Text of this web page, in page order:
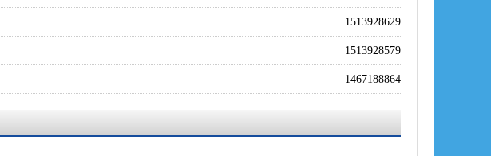
1513928629
1513928579
1467188864